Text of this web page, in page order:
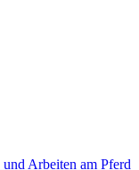
Arbeiten am Pferd